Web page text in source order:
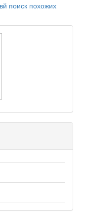
поиск похожих